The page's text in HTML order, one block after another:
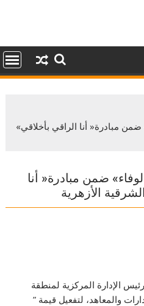
مبادرة« أنا الراقي بأخلاقي»
ضمن مبادرة« أنا
الأزهرية
الإدارة المركزية لمنطقة
والمعاهد، لتفعيل قيمة ”